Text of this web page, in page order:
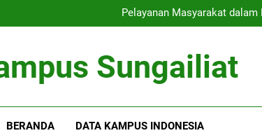
Pelayanan Masyarakat dalam
Meningkatkan Pusat
Pelayanan Masyarakat
Meningkatkan Pusat
Sungailiat
BERANDA DATA KAMPUS INDONESIA